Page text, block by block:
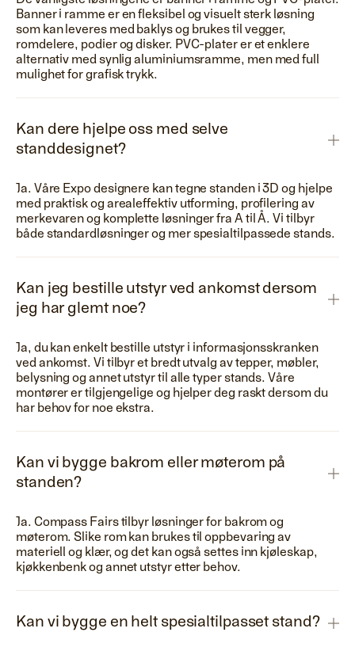
Banner i ramme er en fleksibel og visuelt sterk løsning
som kan leveres med baklys og brukes til vegger,
romdelere, podier og disker. PVC-plater er et enklere
alternativ med synlig aluminiumsramme, men med full
mulighet for grafisk trykk.
Kan dere hjelpe oss med selve
standdesignet?
Ja. Våre Expo designere kan tegne standen i 3D og hjelpe
med praktisk og arealeffektiv utforming, profilering av
merkevaren og komplette løsninger fra A til Å. Vi tilbyr
både standardløsninger og mer spesialtilpassede stands.
Kan jeg bestille utstyr ved ankomst dersom
jeg har glemt noe?
Ja, du kan enkelt bestille utstyr i informasjonsskranken
ved ankomst. Vi tilbyr et bredt utvalg av tepper, møbler,
belysning og annet utstyr til alle typer stands. Våre
montører er tilgjengelige og hjelper deg raskt dersom du
har behov for noe ekstra.
Kan vi bygge bakrom eller møterom på
standen?
Ja. Compass Fairs tilbyr løsninger for bakrom og
møterom. Slike rom kan brukes til oppbevaring av
materiell og klær, og det kan også settes inn kjøleskap,
kjøkkenbenk og annet utstyr etter behov.
Kan vi bygge en helt spesialtilpasset stand?